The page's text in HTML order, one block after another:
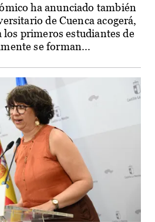
ha anunciado también
de Cuenca acogerá,
los primeros estudiantes de
se forman...